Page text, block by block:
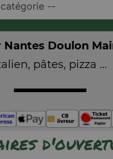
Nantes Doulon
pâtes, pizza ...